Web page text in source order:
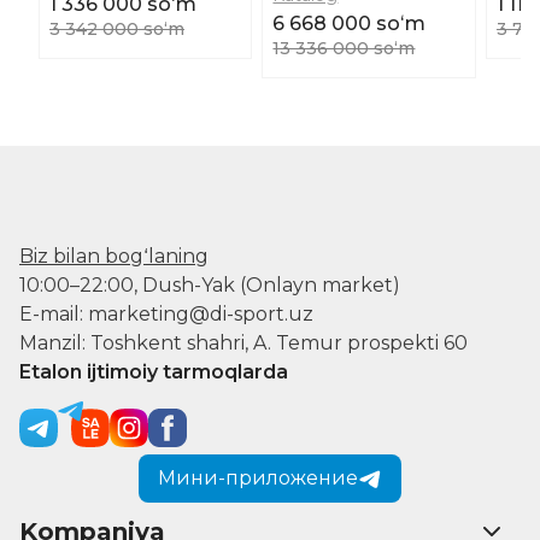
3 342 000 soʻm 6 668 000 soʻm
13 336 000 soʻm
3
Biz bilan bogʻlaning
10:00–22:00, Dush-Yak (Onlayn market)
E-mail: marketing@di-sport.uz
Manzil: Toshkent shahri, A. Temur prospekti 60
Etalon ijtimoiy tarmoqlarda
Мини-приложение
Kompaniya